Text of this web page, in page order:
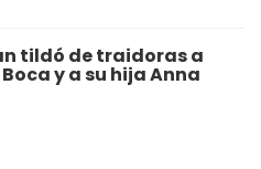
tildó de traidoras a
y a su hija Anna